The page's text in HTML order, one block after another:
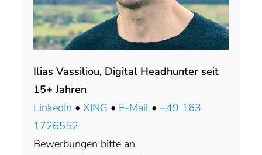
Ilias Vassiliou, Digital Headhunter seit
15+ Jahren
LinkedIn •XING • E-Mail • +49 163
1726552
Bewerbungen bitte an